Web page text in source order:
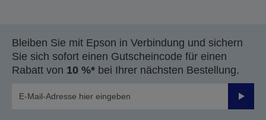
Bleiben Sie mit Epson in Verbindung und sichern
Sie sich sofort einen Gutscheincode für einen
Rabatt von 10 %* bei Ihrer nächsten Bestellung.